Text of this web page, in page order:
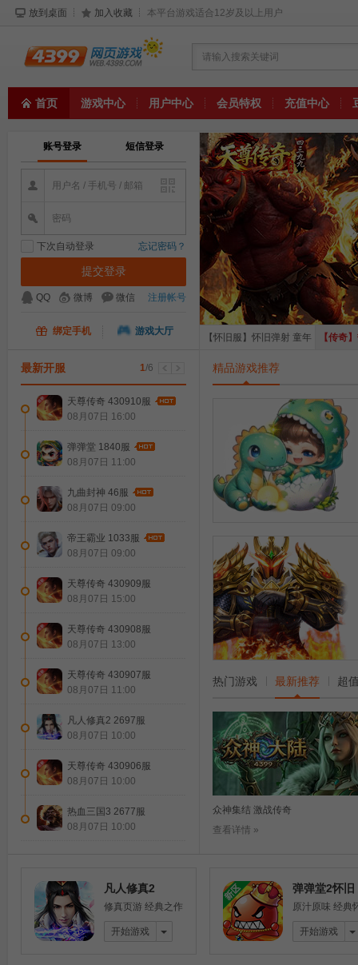
放到桌面 加入收藏 本平台游戏适合12岁及以上用户
请输入搜索关键词
首页 游戏中心 用户中心 会员特权 充值中心
账号登录 短信登录
用户名 / 手机号 / 邮箱
密码
下次自动登录 忘记密码？
QQ 微博 微信 注册帐号
绑定手机 游戏大厅
最新开服 1/6
天尊传奇 430910服
08月07日 16:00
弹弹堂 1840服
08月07日 11:00
九曲封神 46服
08月07日 09:00
帝王霸业 1033服
08月07日 09:00
天尊传奇 430909服
08月07日 15:00
天尊传奇 430908服
08月07日 13:00
天尊传奇 430907服
08月07日 11:00
凡人修真2 2697服
08月07日 10:00
天尊传奇 430906服
08月07日 10:00
热血三国3 2677服
08月07日 10:00
【怀旧服】怀旧弹射 童年
启航
【传奇
精品游戏推荐
热门游戏 最新推荐 超
众神集结 激战传奇
查看详情 »
凡人修真2
修真页游 经典之作
开始游戏
弹弹堂2怀旧
原汁原味 经典
开始游戏